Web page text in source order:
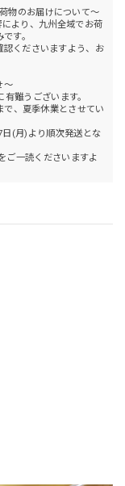
物のお届けについて～
より、九州全域でお荷
す。
くださいますよう、お
～
難うございます。
、夏季休業とさせてい
(月)より順次発送とな
ご一読くださいますよ